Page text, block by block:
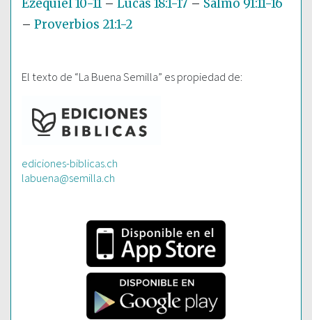
Ezequiel 10-11 – Lucas 18:1-17 – Salmo 91:11-16
– Proverbios 21:1-2
El texto de “La Buena Semilla” es propiedad de:
ediciones-biblicas.ch
labuena@semilla.ch